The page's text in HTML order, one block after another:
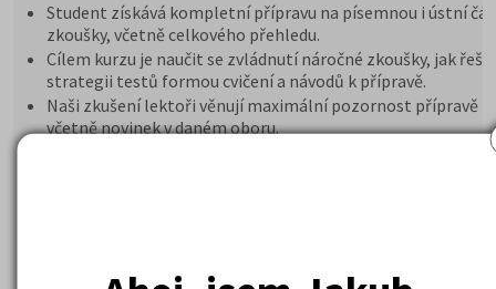
Student získává kompletní přípravu na písemnou i ústní
zkoušky, včetně celkového přehledu.
Cílem kurzu je naučit se zvládnutí náročné zkoušky, jak řešit
strategii testů formou cvičení a návodů k přípravě.
Naši zkušení lektoři věnují maximální pozornost přípravě
včetně novinek v daném oboru.